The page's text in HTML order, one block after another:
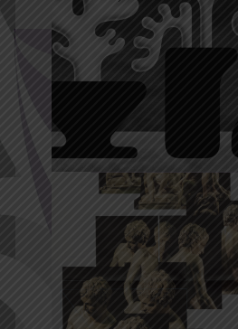
12 Mar 2021 22
art’bracadabra,
– Raphaël Garnier
27 Mai 2021 14:00
7
2021 18:00
Michel Le Petit
Aller / Voir /
Faire